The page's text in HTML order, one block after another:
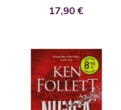
17,90 €